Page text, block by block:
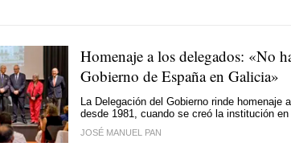
Homenaje a los delegados: «No
Gobierno de España en Galicia»
La Delegación del Gobierno rinde homenaje
desde 1981, cuando se creó la institución
JOSÉ MANUEL PAN